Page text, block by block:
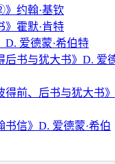
约翰·基钦
霍默·肯特
爱德蒙·希伯特
书与犹大书》D. 爱
前、后书与犹大书》
信》D. 爱德蒙·希伯